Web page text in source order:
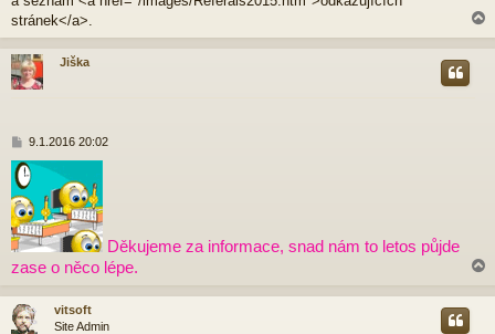
ě
k
stránek</a>.
a
Jiška
P
í
s
p
ě
v
k
9.1.2016 20:02
Děkujeme za informace, snad nám to letos půjde
zase o něco lépe.
h
vitsoft
Site Admin